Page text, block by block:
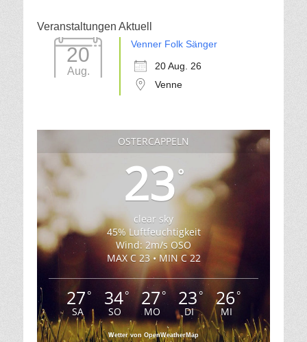
Veranstaltungen Aktuell
20
Aug.
Venner Folk Sänger
20 Aug. 26
Venne
OSTERCAPPELN
23°
clear sky
45% Luftfeuchtigkeit
Wind: 2m/s OSO
MAX C 23 • MIN C 22
27°
SA
34°
SO
27°
MO
23°
DI
26°
MI
Wetter von OpenWeatherMap